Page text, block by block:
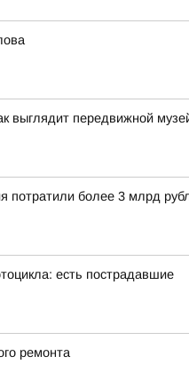
выглядит передвижной
потратили более 3 млрд
есть пострадавшие
ремонта